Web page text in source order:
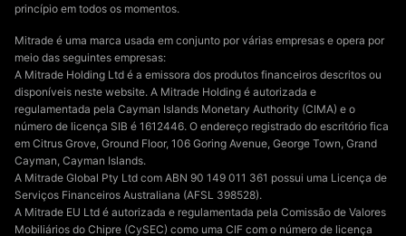
princípio em todos os momentos.
Mitrade é uma marca usada em conjunto por várias empresas e opera por
meio das seguintes empresas:
A Mitrade Holding Ltd é a emissora dos produtos financeiros descritos ou
disponíveis neste website. A Mitrade Holding é autorizada e
regulamentada pela Cayman Islands Monetary Authority (CIMA) e o
número de licença SIB é 1612446. O endereço registrado do escritório fica
em Citrus Grove, Ground Floor, 106 Goring Avenue, George Town, Grand
Cayman, Cayman Islands.
A Mitrade Global Pty Ltd com ABN 90 149 011 361 possui uma Licença de
Serviços Financeiros Australiana (AFSL 398528).
A Mitrade EU Ltd é autorizada e regulamentada pela Comissão de Valores
Mobiliários do Chipre (CySEC) como uma CIF com o número de licença